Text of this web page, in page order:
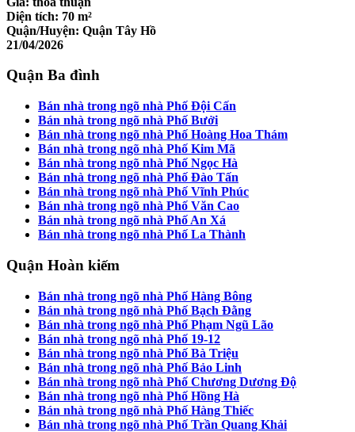
Diện tích: 70 m²
Quận/Huyện: Quận Tây Hồ
21/04/2026
Quận Ba đình
Bán nhà trong ngõ nhà Phố Đội Cấn
Bán nhà trong ngõ nhà Phố Bưởi
Bán nhà trong ngõ nhà Phố Hoàng Hoa Thám
Bán nhà trong ngõ nhà Phố Kim Mã
Bán nhà trong ngõ nhà Phố Ngọc Hà
Bán nhà trong ngõ nhà Phố Đào Tấn
Bán nhà trong ngõ nhà Phố Vĩnh Phúc
Bán nhà trong ngõ nhà Phố Văn Cao
Bán nhà trong ngõ nhà Phố An Xá
Bán nhà trong ngõ nhà Phố La Thành
Quận Hoàn kiếm
Bán nhà trong ngõ nhà Phố Hàng Bông
Bán nhà trong ngõ nhà Phố Bạch Đằng
Bán nhà trong ngõ nhà Phố Phạm Ngũ Lão
Bán nhà trong ngõ nhà Phố 19-12
Bán nhà trong ngõ nhà Phố Bà Triệu
Bán nhà trong ngõ nhà Phố Bảo Linh
Bán nhà trong ngõ nhà Phố Chương Dương Độ
Bán nhà trong ngõ nhà Phố Hồng Hà
Bán nhà trong ngõ nhà Phố Hàng Thiếc
Bán nhà trong ngõ nhà Phố Trần Quang Khải